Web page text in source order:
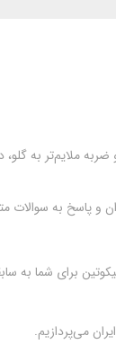
ملایم‌تر به گلو،
و پاسخ به سوالات
موجود است. میزان مناسب
می‌پردازیم.